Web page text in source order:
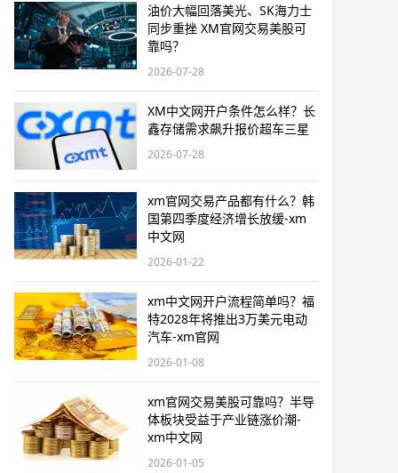
油价大幅回落美光、SK海力士
同步重挫 XM官网交易美股可
靠吗？
2026-07-28
XM中文网开户条件怎么样？长
鑫存储需求飙升报价超车三星
2026-07-28
xm官网交易产品都有什么？韩
国第四季度经济增长放缓-xm
中文网
2026-01-22
xm中文网开户流程简单吗？福
特2028年将推出3万美元电动
汽车-xm官网
2026-01-08
xm官网交易美股可靠吗？半导
体板块受益于产业链涨价潮-
xm中文网
2026-01-05